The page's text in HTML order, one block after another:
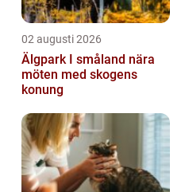
02 augusti 2026
Älgpark I småland nära
möten med skogens
konung